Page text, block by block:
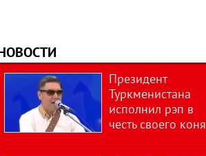
Президент
Туркменистана
исполнил рэп в
честь своего коня